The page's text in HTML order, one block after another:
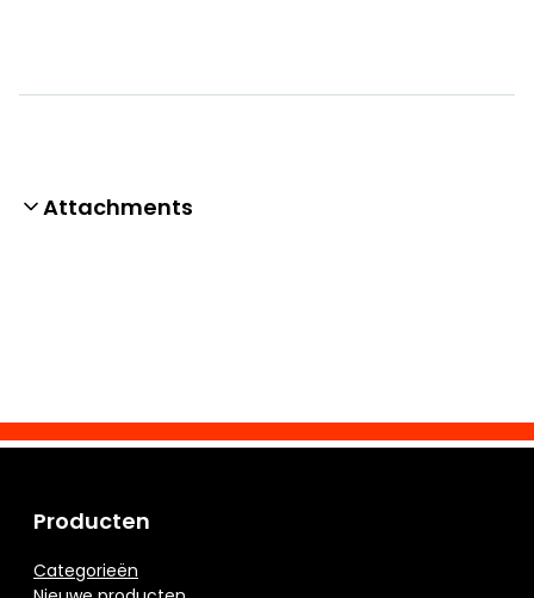
Attachments
Producten
Categorieën